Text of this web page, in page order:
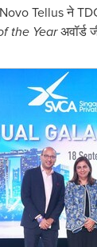
Tellus ने
the Yearअवॉर्ड